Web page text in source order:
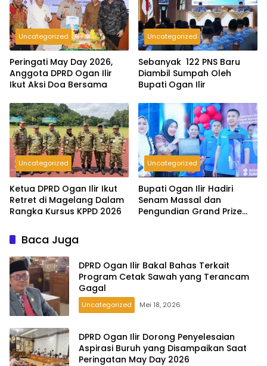
Uncategorized
Peringati May Day 2026,
Anggota DPRD Ogan Ilir
Ikut Aksi Doa Bersama
Uncategorized
Sebanyak 122 PNS Baru
Diambil Sumpah Oleh
Bupati Ogan Ilir
Uncategorized
Ketua DPRD Ogan Ilir Ikut
Retret di Magelang Dalam
Rangka Kursus KPPD 2026
Uncategorized
Bupati Ogan Ilir Hadiri
Senam Massal dan
Pengundian Grand Prize
Baca Juga
DPRD Ogan Ilir Bakal Bahas Terkait
Program Cetak Sawah yang Terancam
Gagal
Uncategorized Mei 18, 2026
DPRD Ogan Ilir Dorong Penyelesaian
Aspirasi Buruh yang Disampaikan Saat
Peringatan May Day 2026